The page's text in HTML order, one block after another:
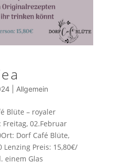
| Allgemein
Blüte – royaler
02.Februar
Dorf Café Blüte,
Lenzing Preis: 15,80€/
einem Glas